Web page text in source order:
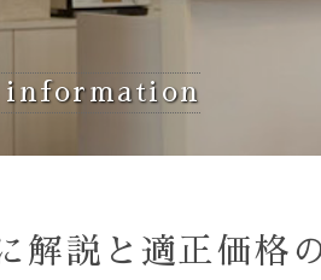
information
解説と適正価格